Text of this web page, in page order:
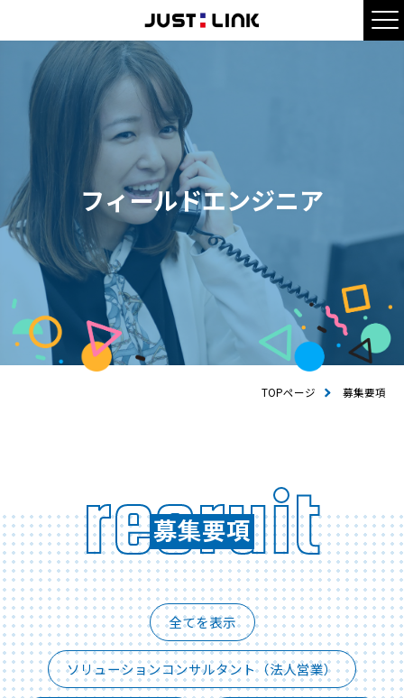
フィールドエンジニア
フィールドエンジニア
TOPページ 募集要項
募集要項
募集要項
recruit
recruit
全てを表示
ソリューションコンサルタント（法人営業）